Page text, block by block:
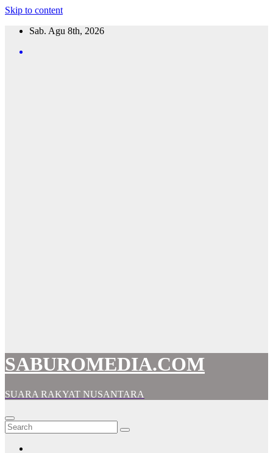
Skip to content
Sab. Agu 8th, 2026
SABUROMEDIA.COM
SUARA RAKYAT NUSANTARA